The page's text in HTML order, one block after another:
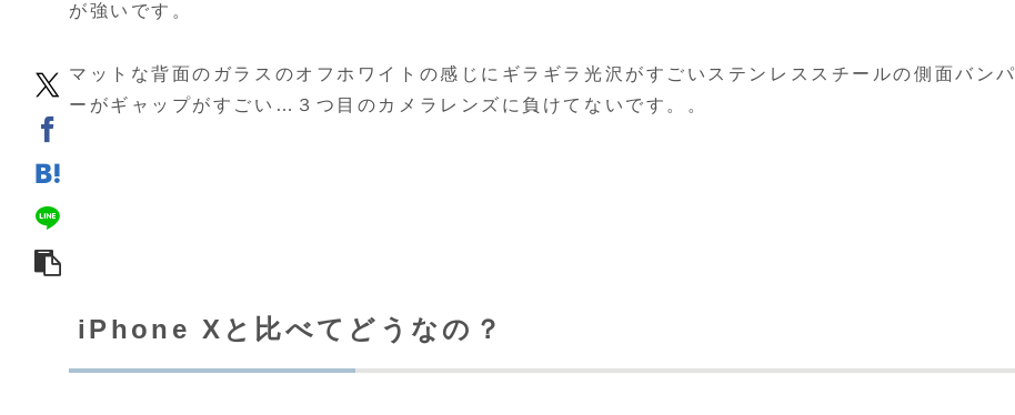
が強いです。
マットな背面のガラスのオフホワイトの感じにギラギラ光沢がすごいステンレススチールの側面バンパ
ーがギャップがすごい…３つ目のカメラレンズに負けてないです。。
iPhone Xと比べてどうなの？